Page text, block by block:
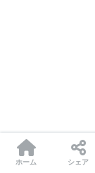
ホーム シェア